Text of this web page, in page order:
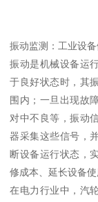
振动监测：工业设
振动是机械设备运
于良好状态时，其
围内；一旦出现故
对中不良等，振动
器采集这些信号，
断设备运行状态，
修成本、延长设备使
在电力行业中，汽